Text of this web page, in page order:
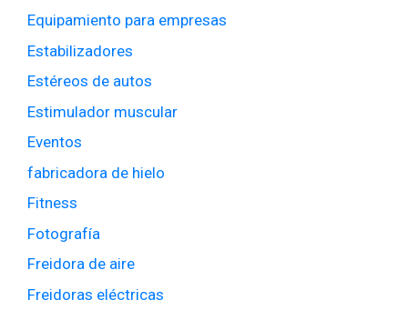
Equipamiento para empresas
Estabilizadores
Estéreos de autos
Estimulador muscular
Eventos
fabricadora de hielo
Fitness
Fotografía
Freidora de aire
Freidoras eléctricas